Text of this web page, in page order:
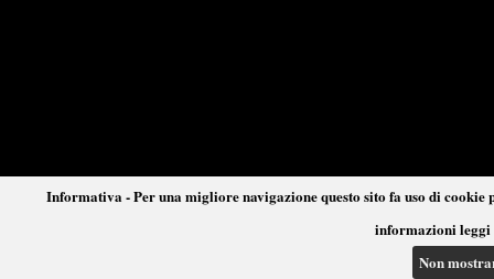
Informativa - Per una migliore navigazione questo sito fa uso di
informazioni leggi
Non